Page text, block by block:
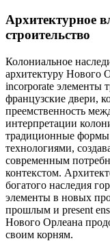
Архитектурное
строительство
Колониальное
архитектуру Нового
incorporate элементы
французские двери,
преемственность
интерпретации
традиционные
технологиями,
современным
контекстом.
богатого наследия
элементы в новых
прошлым и present
Нового Орлеана
своим корням.